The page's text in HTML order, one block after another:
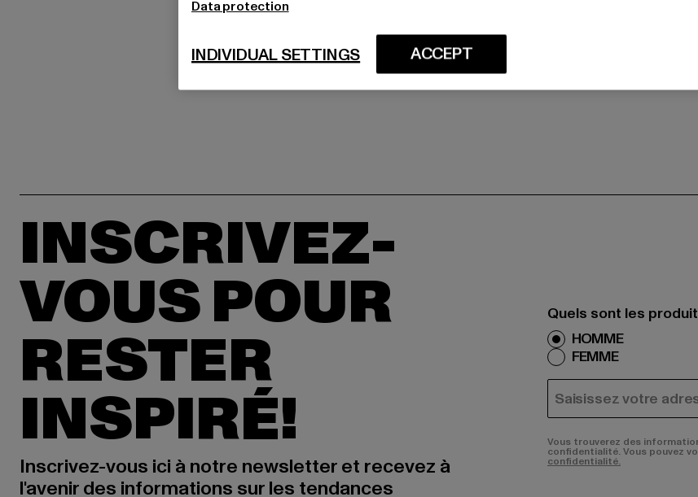
INSCRIVEZ-
VOUS POUR
RESTER
INSPIRÉ!
Inscrivez-vous ici à notre newsletter et recevez à
l'avenir des informations sur les tendances
Quels sont les
HOMME
FEMME
COURRIEL
Vous trouverez des
confidentialité. Vous pouvez
confidentialité.
Data protection
ACCEPT
INDIVIDUAL SETTINGS